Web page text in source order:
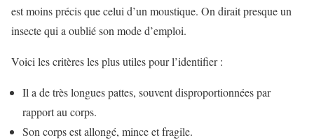
est moins précis que celui d’un moustique. On dirait presque un
insecte qui a oublié son mode d’emploi.
Voici les critères les plus utiles pour l’identifier :
Il a de très longues pattes, souvent disproportionnées par
rapport au corps.
Son corps est allongé, mince et fragile.